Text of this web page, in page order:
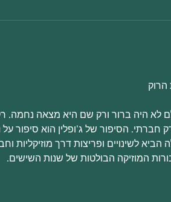
הרוק
לא היה ברור ורק שם היא מצאה
חברתי. הסיפור של ג'ופלין הוא סיפור
לשינויים ופריצות דרך מוזיקליות
המוזיקה הבולטות של שנות השישים.